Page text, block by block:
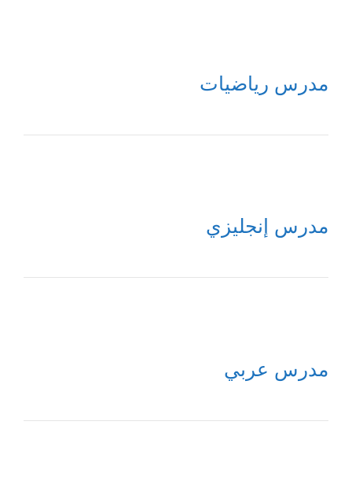
مدرس رياضيات
مدرس إنجليزي
مدرس عربي